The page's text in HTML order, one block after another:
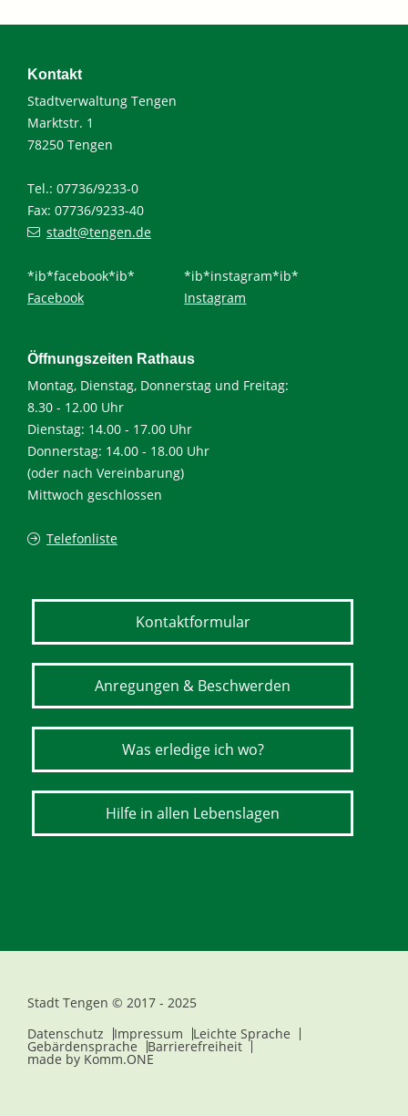
Kontakt
Stadtverwaltung Tengen
Marktstr. 1
78250 Tengen
Tel.: 07736/9233-0
Fax: 07736/9233-40
stadt@tengen.de
*ib*facebook*ib*
Facebook
*ib*instagram*ib*
Instagram
Öffnungszeiten Rathaus
Montag, Dienstag, Donnerstag und Freitag:
8.30 - 12.00 Uhr
Dienstag: 14.00 - 17.00 Uhr
Donnerstag: 14.00 - 18.00 Uhr
(oder nach Vereinbarung)
Mittwoch geschlossen
Telefonliste
Kontaktformular
Anregungen & Beschwerden
Was erledige ich wo?
Hilfe in allen Lebenslagen
Stadt Tengen © 2017 - 2025
Datenschutz
Impressum Leichte Sprache
Gebärdensprache Barrierefreiheit
made by Komm.ONE